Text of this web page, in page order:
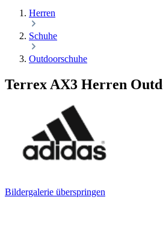
Herren
Schuhe
Outdoorschuhe
Terrex AX3 Herren
Bildergalerie überspringen